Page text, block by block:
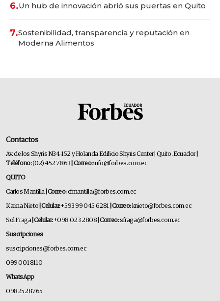
6.Un hub de innovación abrió sus puertas en Quito
7.Sostenibilidad, transparencia y reputación en
Moderna Alimentos
Contactos
Av. de los Shyris N34-152 y Holanda Edificio Shyris Center | Quito, Ecuador
Teléfono:(02) 452 7863 | Correo:info@forbes.com.ec
QUITO
Carlos Mantilla | Correo:cfmantilla@forbes.com.ec
Karina Nieto | Celular:+593 99 045 6281 | Correo: knieto@forbes.com.ec
Sol Fraga | Celular:+098 023 2808 | Correo:sfraga@forbes.com.ec
Suscripciones
suscripciones@forbes.com.ec
099 001 8110
WhatsApp
0982528765